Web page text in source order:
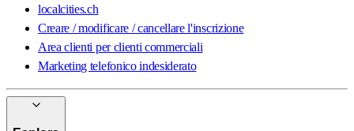
localcities.ch
Creare / modificare / cancellare l'inscrizione
Area clienti per clienti commerciali
Marketing telefonico indesiderato